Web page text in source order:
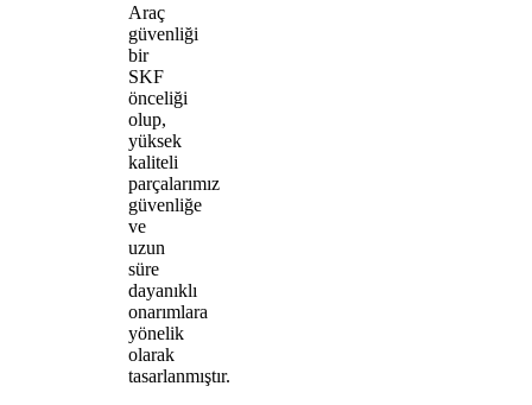
Araç
güvenliği
bir
SKF
önceliği
olup,
yüksek
kaliteli
parçalarımız
güvenliğe
ve
uzun
süre
dayanıklı
onarımlara
yönelik
olarak
tasarlanmıştır.